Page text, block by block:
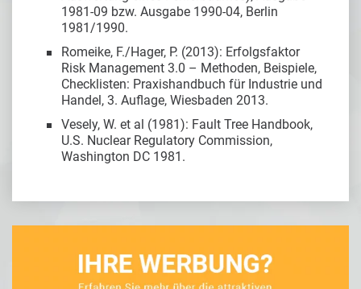
1981-09 bzw. Ausgabe 1990-04, Berlin
1981/1990.
Romeike, F./Hager, P. (2013): Erfolgsfaktor
Risk Management 3.0 – Methoden, Beispiele,
Checklisten: Praxishandbuch für Industrie und
Handel, 3. Auflage, Wiesbaden 2013.
Vesely, W. et al (1981): Fault Tree Handbook,
U.S. Nuclear Regulatory Commission,
Washington DC 1981.